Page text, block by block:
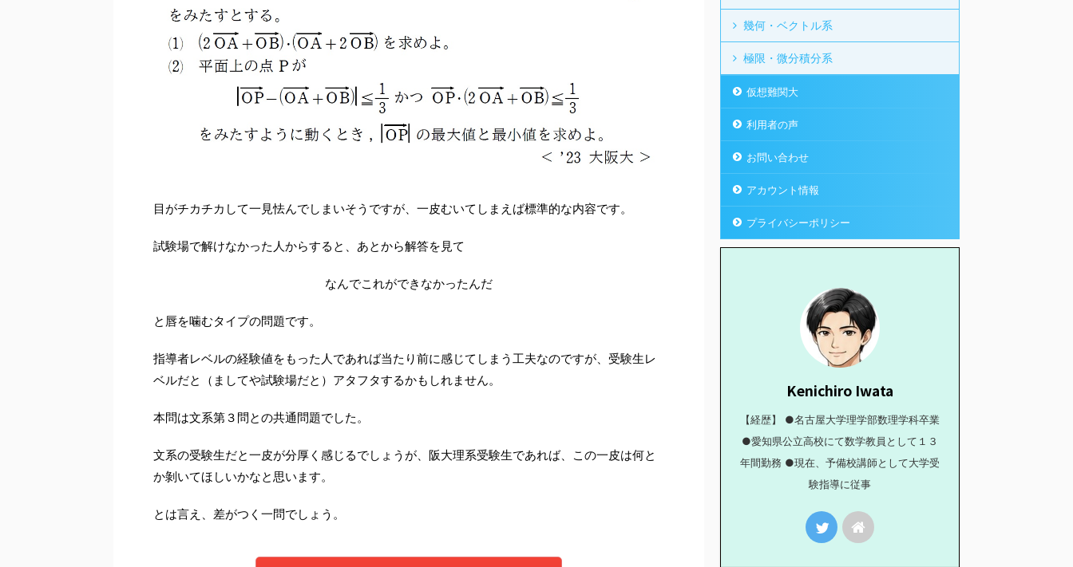
目がチカチカして一見怯んでしまいそうですが、一皮むいてしまえば標準的な内容です。
試験場で解けなかった人からすると、あとから解答を見て
なんでこれができなかったんだ
と唇を噛むタイプの問題です。
指導者レベルの経験値をもった人であれば当たり前に感じてしまう工夫なのですが、受験生レ
ベルだと（ましてや試験場だと）アタフタするかもしれません。
本問は文系第３問との共通問題でした。
文系の受験生だと一皮が分厚く感じるでしょうが、阪大理系受験生であれば、この一皮は何と
か剝いてほしいかなと思います。
とは言え、差がつく一問でしょう。
幾何・ベクトル系
極限・微分積分系
仮想難関大
利用者の声
お問い合わせ
アカウント情報
プライバシーポリシー
Kenichiro Iwata
【経歴】 ●名古屋大学理学部数理学科卒業
●愛知県公立高校にて数学教員として１３
年間勤務 ●現在、予備校講師として大学受
験指導に従事